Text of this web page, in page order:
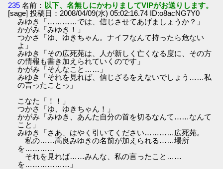
235 名前： 以下、名無しにかわりましてVIPがお送りします。
[sage] 投稿日：2008/04/09(水) 05:02:16.74 ID:o8acNG7Y0
みゆき「…………では、信じさせてあげましょうか？」
かがみ「みゆき！」
つかさ「ゆ、ゆきちゃん。ナイフなんて持ったら危ない
よ」
みゆき「その広死苑は、人が新しく亡くなる度に、その方
の情報も書き加えられていくのです」
かがみ「そんなこと……」
みゆき「それを見れば、信じざるをえないでしょう……私
の言ったことっ」
こなた「！！」
つかさ「ゆ、ゆきちゃん！」
かがみ「みゆき、あんた自分の首を切るなんて……なんて
こと」
みゆき「さあ、はやく引いてください…………広死苑。
私の……高良みゆきの名前が加えられる……場所
を…………
それを見れば……みんな、私の言ったこと……
を………………」